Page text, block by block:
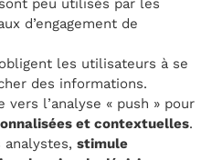
peu utilisés par les
d’engagement de
les utilisateurs à se
des informations.
vers l’analyse « push » pour
et contextuelles.
analystes, stimule